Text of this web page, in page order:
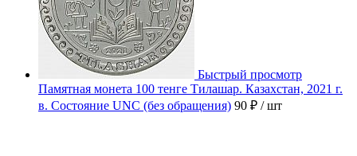
Быстрый просмотр
Памятная монета 100 тенге Тилашар. Казахстан, 2021 г.
в. Состояние UNC (без обращения) 90 ₽ / шт